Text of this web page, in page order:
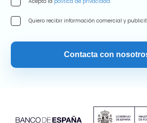
Quiero recibir información comercial y
Contacta con